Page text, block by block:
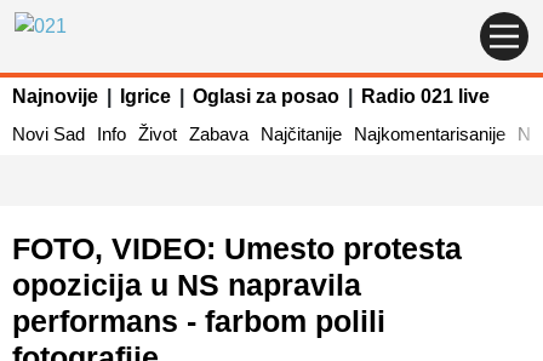
Najnovije Igrice Oglasi za posao
Radio 021 live
Novi Sad
Info Život Zabava Najčitanije Najkomentarisanije
FOTO, VIDEO: Umesto protesta
opozicija u NS napravila
performans - farbom polili